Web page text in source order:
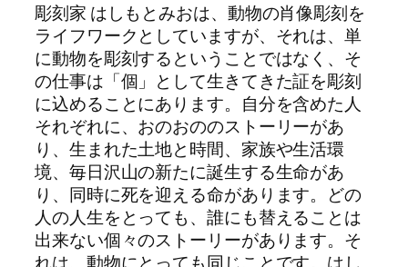
彫刻家 はしもとみおは、動物の肖像彫刻を
ライフワークとしていますが、それは、単
に動物を彫刻するということではなく、そ
の仕事は「個」として生きてきた証を彫刻
に込めることにあります。自分を含めた人
それぞれに、おのおののストーリーがあ
り、生まれた土地と時間、家族や生活環
境、毎日沢山の新たに誕生する生命があ
り、同時に死を迎える命があります。どの
人の人生をとっても、誰にも替えることは
出来ない個々のストーリーがあります。そ